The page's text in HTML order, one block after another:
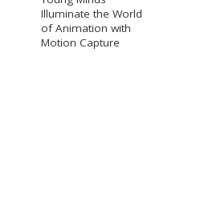
Illuminate the World
of Animation with
Motion Capture